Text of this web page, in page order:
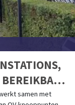
samen met